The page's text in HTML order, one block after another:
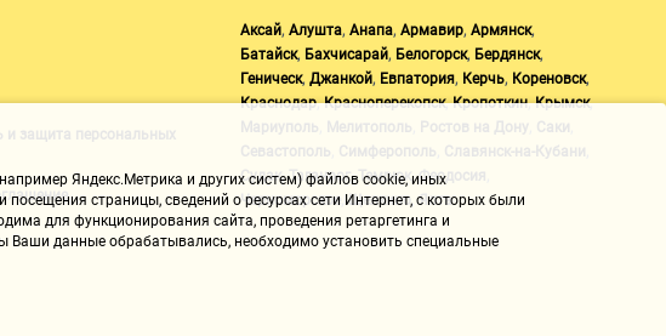
и защита персональных
Аксай, Алушта, Анапа, Армавир, Армянск,
Батайск, Бахчисарай, Белогорск, Бердянск,
Геническ, Джанкой, Евпатория, Керчь, Кореновск,
Краснодар,Красноперекопск,Кропоткин,Крымск,
Мариуполь Мелитополь Ростов на Дону Саки
Севастополь Симферополь Славянск-на-Кубани
Судак,Таганрог,Темрюк,Феодосия
Черноморское ,Щелкино,Ялта
Яндекс.Метрика и других систем) файлов cookie, иных
страницы, сведений о ресурсах сети Интернет, с которых были
для функционирования сайта, проведения ретаргетинга и
Ваши данные обрабатывались, необходимо установить специальные